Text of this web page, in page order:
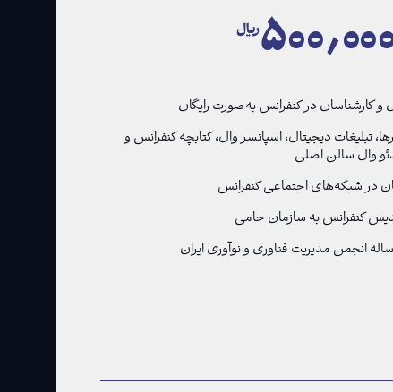
﷼
تبلیغات دیجیتال، اسپانسر وال، کتابچه کنفرانس و
وال سالن اصلی
در شبکه‌های اجتماعی کنفرانس
کنفرانس به سازمان حامی
انجمن مدیریت فناوری و نوآوری ایران